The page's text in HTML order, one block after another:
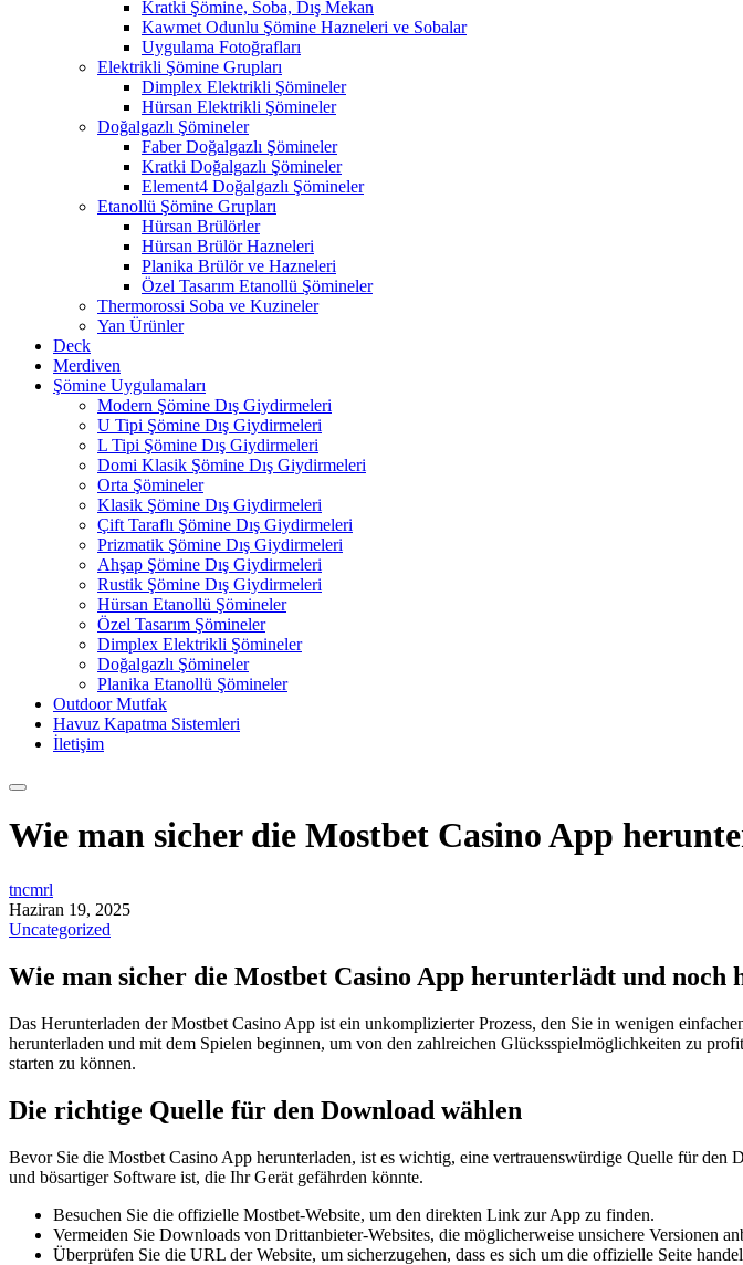
Kratki Şömine, Soba, Dış Mekan
Kawmet Odunlu Şömine Hazneleri ve Sobalar
Uygulama Fotoğrafları
Elektrikli Şömine Grupları
Dimplex Elektrikli Şömineler
Hürsan Elektrikli Şömineler
Doğalgazlı Şömineler
Faber Doğalgazlı Şömineler
Kratki Doğalgazlı Şömineler
Element4 Doğalgazlı Şömineler
Etanollü Şömine Grupları
Hürsan Brülörler
Hürsan Brülör Hazneleri
Planika Brülör ve Hazneleri
Özel Tasarım Etanollü Şömineler
Thermorossi Soba ve Kuzineler
Yan Ürünler
Deck
Merdiven
Şömine Uygulamaları
Modern Şömine Dış Giydirmeleri
U Tipi Şömine Dış Giydirmeleri
L Tipi Şömine Dış Giydirmeleri
Domi Klasik Şömine Dış Giydirmeleri
Orta Şömineler
Klasik Şömine Dış Giydirmeleri
Çift Taraflı Şömine Dış Giydirmeleri
Prizmatik Şömine Dış Giydirmeleri
Ahşap Şömine Dış Giydirmeleri
Rustik Şömine Dış Giydirmeleri
Hürsan Etanollü Şömineler
Özel Tasarım Şömineler
Dimplex Elektrikli Şömineler
Doğalgazlı Şömineler
Planika Etanollü Şömineler
Outdoor Mutfak
Havuz Kapatma Sistemleri
İletişim
Wie man sicher die Mostbet Casino App
tncmrl
Haziran 19, 2025
Uncategorized
Wie man sicher die Mostbet Casino App herunterlädt und noch
Das Herunterladen der Mostbet Casino App ist ein unkomplizierter Prozess, den Sie in wenigen
herunterladen und mit dem Spielen beginnen, um von den zahlreichen Glücksspielmöglichkeiten zu
starten zu können.
Die richtige Quelle für den Download wählen
Bevor Sie die Mostbet Casino App herunterladen, ist es wichtig, eine vertrauenswürdige Quelle für
und bösartiger Software ist, die Ihr Gerät gefährden könnte.
Besuchen Sie die offizielle Mostbet-Website, um den direkten Link zur App zu finden.
Vermeiden Sie Downloads von Drittanbieter-Websites, die möglicherweise unsichere Versionen
Überprüfen Sie die URL der Website, um sicherzugehen, dass es sich um die offizielle Seite